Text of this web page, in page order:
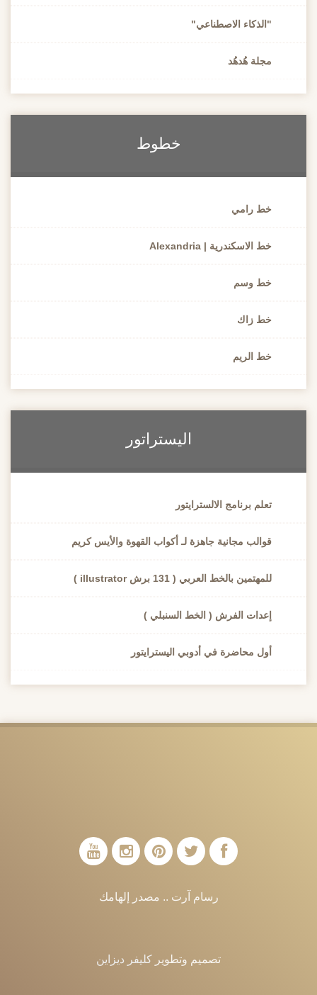
"الذكاء الاصطناعي"
مجلة هُدهُد
خطوط
خط رامي
خط الاسكندرية | Alexandria
خط وسم
خط زاك
خط الريم
اليستراتور
تعلم برنامج الالسترايتور
قوالب مجانية جاهزة لـ أكواب القهوة والأيس كريم
للمهتمين بالخط العربي ( 131 برش illustrator )
إعدات الفرش ( الخط السنبلي )
أول محاضرة في أدوبي اليسترايتور
رسام آرت .. مصدر إلهامك
تصميم وتطوير كليفر ديزاين